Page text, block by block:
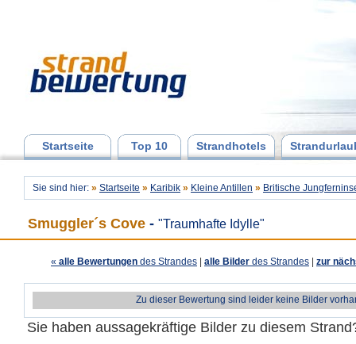
Startseite Top 10 Strandhotels
Sie sind hier: » Startseite » Karibik » Kleine Antillen » Britische
Smuggler´s Cove - "Traumhafte Idylle"
« alle Bewertungen des Strandes alle Bilder des Strandes zur
Zu dieser Bewertung sind leider keine Bilder
Sie haben aussagekräftige Bilder zu diesem